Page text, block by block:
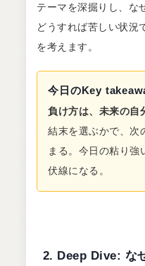
テーマを深掘りし、な
どうすれば苦しい状況
を考えます。
今日のKey
負け方は、未来の自
結末を選ぶかで、次
まる。今日の粘り強
伏線になる。
2. Deep Dive: な